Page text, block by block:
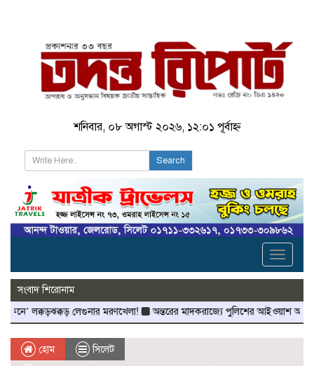
শনিবার, ০৮ অগাস্ট ২০২৬, ১২:০১ পূর্বাহ্ন
Search
Toggle
সংবাদ শিরোনাম
লেগুনার মরণখেলা!
অন্তরের মাদকরাজ্যে পুলিশের আইওয়াশ অভিযান!
হোম
সিলেট